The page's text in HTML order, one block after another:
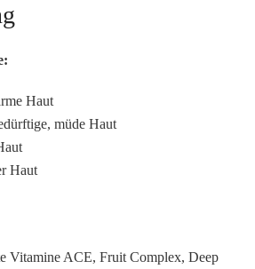
Haut
müde Haut
Haut
Vitamine ACE, Fruit Complex, Deep